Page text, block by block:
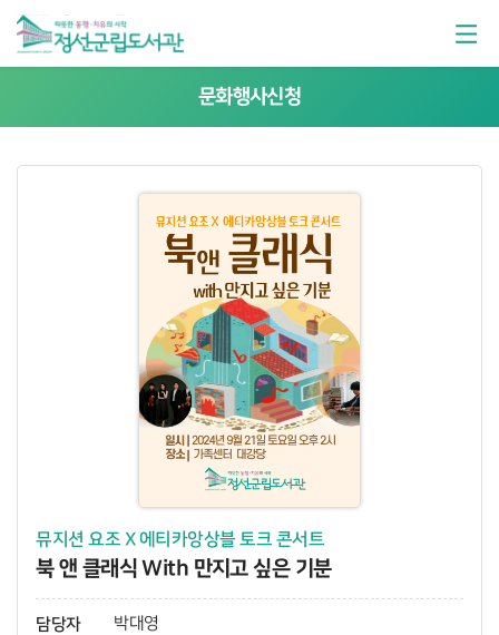
문화행사신청
뮤지션 요조 X 에티카앙상블 토크 콘서트
북 앤 클래식 With 만지고 싶은 기분
담당자 박대영